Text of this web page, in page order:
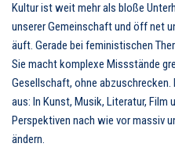
Kultur ist weit mehr als bloße
unserer Gemeinschaft und öff net
äuft. Gerade bei feministischen
Sie macht komplexe Missstände
Gesellschaft, ohne
aus: In Kunst, Musik, Literatur, Film
Perspektiven nach wie vor massiv
ändern.